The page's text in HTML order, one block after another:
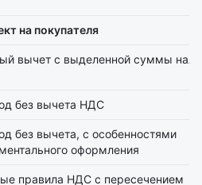
на покупателя
вычет с выделенной суммы
без вычета НДС
без вычета, с особенностями
оформления
правила НДС с пересечением